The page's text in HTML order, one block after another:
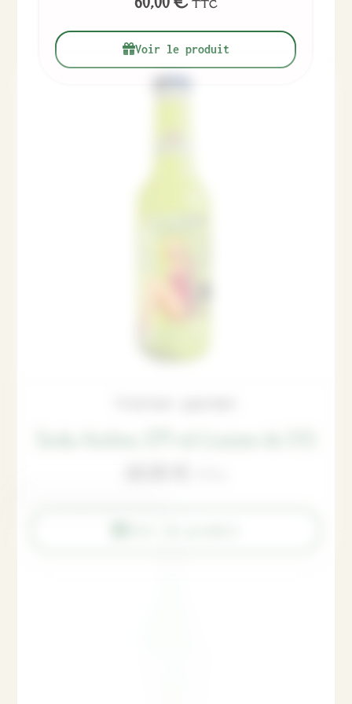
TTC
Voir le produit